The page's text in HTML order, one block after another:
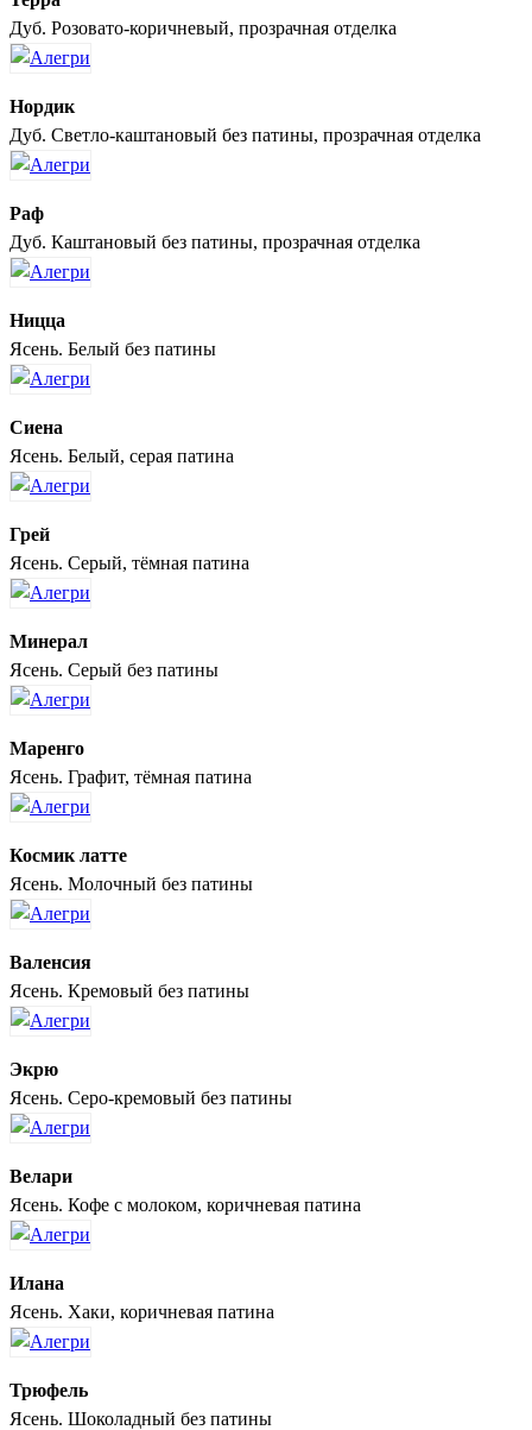
Дуб. Розовато-коричневый, прозрачная отделка
Нордик
Дуб. Светло-каштановый без патины, прозрачная отделка
Раф
Дуб. Каштановый без патины, прозрачная отделка
Ницца
Ясень. Белый без патины
Сиена
Ясень. Белый, серая патина
Грей
Ясень. Серый, тёмная патина
Минерал
Ясень. Серый без патины
Маренго
Ясень. Графит, тёмная патина
Космик латте
Ясень. Молочный без патины
Валенсия
Ясень. Кремовый без патины
Экрю
Ясень. Серо-кремовый без патины
Велари
Ясень. Кофе с молоком, коричневая патина
Илана
Ясень. Хаки, коричневая патина
Трюфель
Ясень. Шоколадный без патины